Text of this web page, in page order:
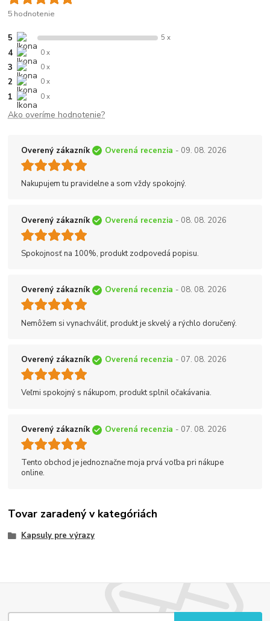
5 hodnotenie
5 5 x
4 0 x
3 0 x
2 0 x
1 0 x
Ako overíme hodnotenie?
Overený zákazník Overená recenzia - 09. 08. 2026
Nakupujem tu pravidelne a som vždy spokojný.
Overený zákazník Overená recenzia - 08. 08. 2026
Spokojnosť na 100%, produkt zodpovedá popisu.
Overený zákazník Overená recenzia - 08. 08. 2026
Nemôžem si vynachváliť, produkt je skvelý a rýchlo doručený.
Overený zákazník Overená recenzia - 07. 08. 2026
Veľmi spokojný s nákupom, produkt splnil očakávania.
Overený zákazník Overená recenzia - 07. 08. 2026
Tento obchod je jednoznačne moja prvá voľba pri nákupe
online.
Tovar zaradený v kategóriách
Kapsuly pre výrazy